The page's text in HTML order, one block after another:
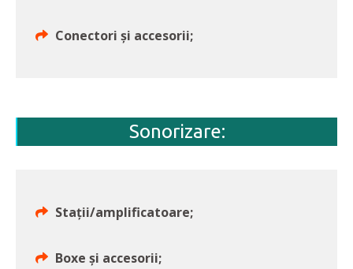
Conectori și accesorii;
Sonorizare:
Stații/amplificatoare;
Boxe și accesorii;